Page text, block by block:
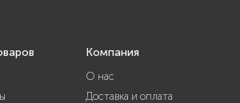
Компания
О нас
Доставка и оплата